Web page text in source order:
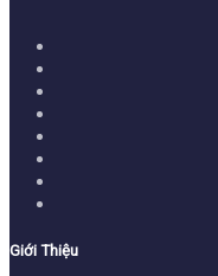
Giới Thiệu